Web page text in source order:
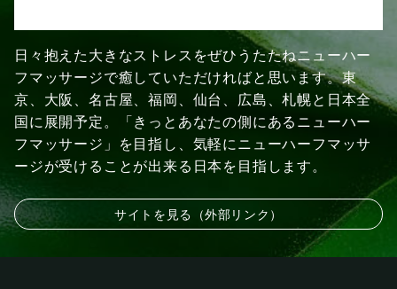
日々抱えた大きなストレスをぜひうたたねニューハー
フマッサージで癒していただければと思います。東
京、大阪、名古屋、福岡、仙台、広島、札幌と日本全
国に展開予定。「きっとあなたの側にあるニューハー
フマッサージ」を目指し、気軽にニューハーフマッサ
ージが受けることが出来る日本を目指します。
サイトを見る（外部リンク）